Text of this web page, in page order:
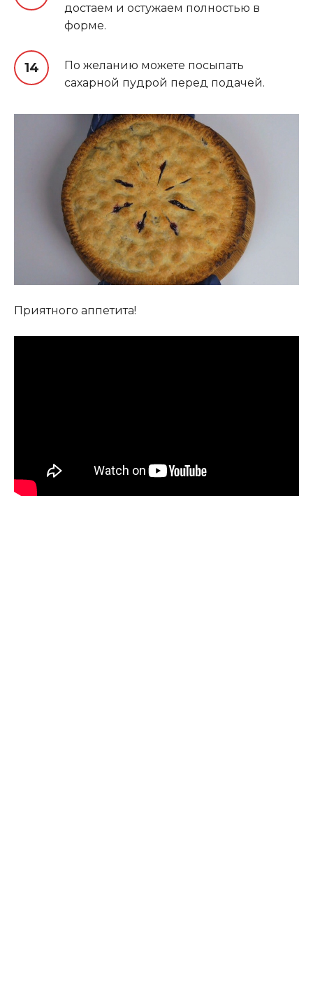
достаем и остужаем полностью в
форме.
По желанию можете посыпать
сахарной пудрой перед подачей.
Приятного аппетита!